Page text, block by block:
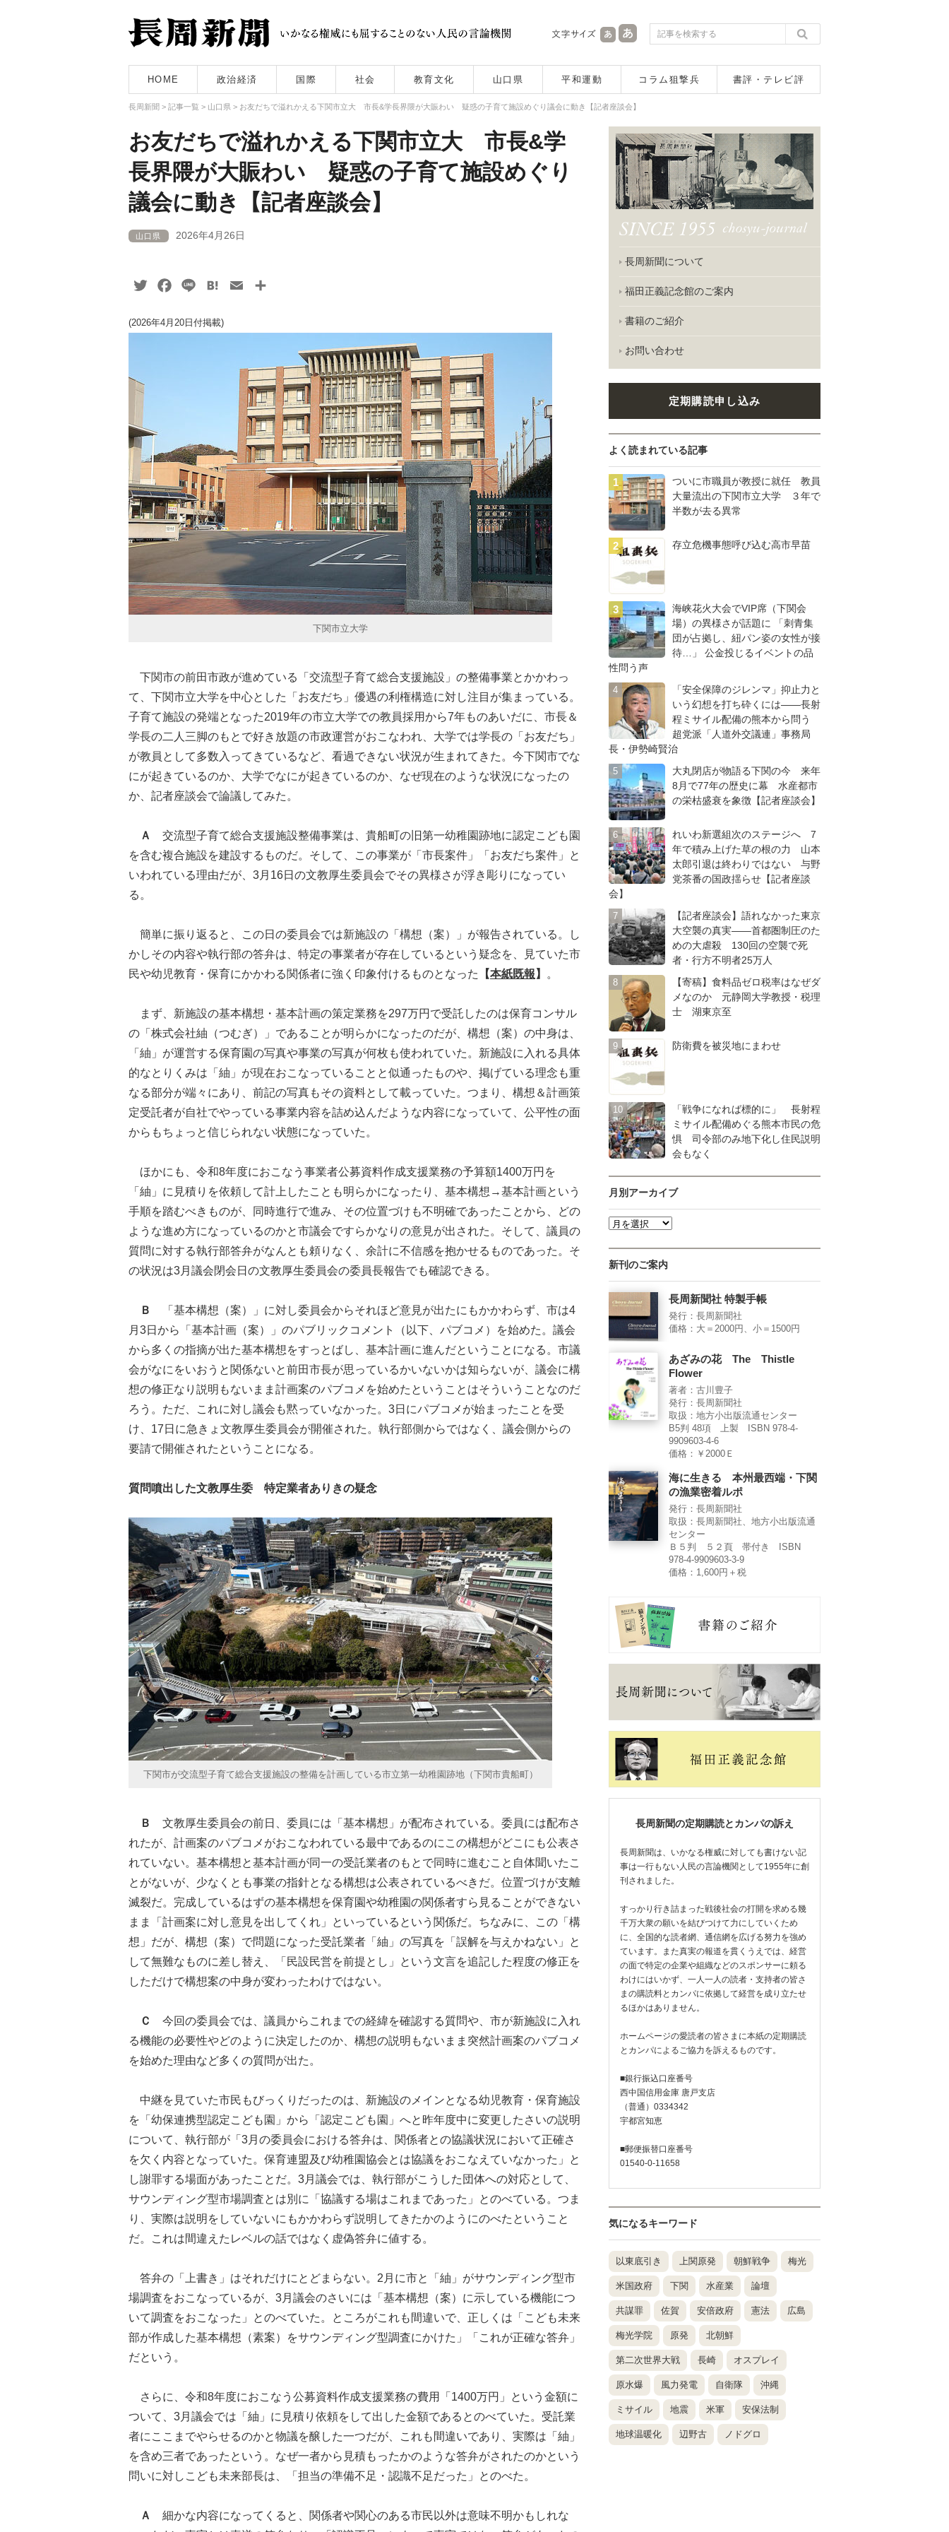
HOME 政治経済 国際 社会 教育文化 山口県 平和運動 コラム狙撃兵 書評・テレビ評
長周新聞 > 記事一覧 > 山口県 > お友だちで溢れかえる下関市立大 市長&学長界隈が大賑わい 疑惑の子育て施設めぐり議会に動き【記者座談会】
お友だちで溢れかえる下関市立大 市長&学
長界隈が大賑わい 疑惑の子育て施設めぐり
議会に動き【記者座談会】
山口県 2026年4月26日
TwitterFacebook
Line HatenaEmail
(2026年4月20日付掲載)
下関市立大学
下関市の前田市政が進めている「交流型子育て総合支援施設」の整備事業とかかわっ
て、下関市立大学を中心とした「お友だち」優遇の利権構造に対し注目が集まっている。
子育て施設の発端となった2019年の市立大学での教員採用から7年ものあいだに、市長＆
学長の二人三脚のもとで好き放題の市政運営がおこなわれ、大学では学長の「お友だち」
が教員として多数入ってきているなど、看過できない状況が生まれてきた。今下関市でな
にが起きているのか、大学でなにが起きているのか、なぜ現在のような状況になったの
か、記者座談会で論議してみた。
Ａ
交流型子育て総合支援施設整備事業は、貴船町の旧第一幼稚園跡地に認定こども園
を含む複合施設を建設するものだ。そして、この事業が「市長案件」「お友だち案件」と
いわれている理由だが、3月16日の文教厚生委員会でその異様さが浮き彫りになってい
る。
簡単に振り返ると、この日の委員会では新施設の「構想（案）」が報告されている。し
かしその内容や執行部の答弁は、特定の事業者が存在しているという疑念を、見ていた市
民や幼児教育・保育にかかわる関係者に強く印象付けるものとなった
【本紙既報】 。
まず、新施設の基本構想・基本計画の策定業務を297万円で受託したのは保育コンサル
の「株式会社紬（つむぎ）」であることが明らかになったのだが、構想（案）の中身は、
「紬」が運営する保育園の写真や事業の写真が何枚も使われていた。新施設に入れる具体
的なとりくみは「紬」が現在おこなっていることと似通ったものや、掲げている理念も重
なる部分が端々にあり、前記の写真もその資料として載っていた。つまり、構想＆計画策
定受託者が自社でやっている事業内容を詰め込んだような内容になっていて、公平性の面
からもちょっと信じられない状態になっていた。
ほかにも、令和8年度におこなう事業者公募資料作成支援業務の予算額1400万円を
「紬」に見積りを依頼して計上したことも明らかになったり、基本構想→基本計画という
手順を踏むべきものが、同時進行で進み、その位置づけも不明確であったことから、どの
ような進め方になっているのかと市議会ですらかなりの意見が出された。そして、議員の
質問に対する執行部答弁がなんとも頼りなく、余計に不信感を抱かせるものであった。そ
の状況は3月議会閉会日の文教厚生委員会の委員長報告でも確認できる。
Ｂ
「基本構想（案）」に対し委員会からそれほど意見が出たにもかかわらず、市は4
月3日から「基本計画（案）」のパブリックコメント（以下、パブコメ）を始めた。議会
から多くの指摘が出た基本構想をすっとばし、基本計画に進んだということになる。市議
会がなにをいおうと関係ないと前田市長が思っているかいないかは知らないが、議会に構
想の修正なり説明もないまま計画案のパブコメを始めたということはそういうことなのだ
ろう。ただ、これに対し議会も黙っていなかった。3日にパブコメが始まったことを受
け、17日に急きょ文教厚生委員会が開催された。執行部側からではなく、議会側からの
要請で開催されたということになる。
質問噴出した文教厚生委 特定業者ありきの疑念
下関市が交流型子育て総合支援施設の整備を計画している市立第一幼稚園跡地（下関市貴船町）
Ｂ
文教厚生委員会の前日、委員には「基本構想」が配布されている。委員には配布さ
れたが、計画案のパブコメがおこなわれている最中であるのにこの構想がどこにも公表さ
れていない。基本構想と基本計画が同一の受託業者のもとで同時に進むこと自体聞いたこ
とがないが、少なくとも事業の指針となる構想は公表されているべきだ。位置づけが支離
滅裂だ。完成しているはずの基本構想を保育園や幼稚園の関係者すら見ることができない
まま「計画案に対し意見を出してくれ」といっているという関係だ。ちなみに、この「構
想」だが、構想（案）で問題になった受託業者「紬」の写真を「誤解を与えかねない」と
して無難なものに差し替え、「民設民営を前提とし」という文言を追記した程度の修正を
しただけで構想案の中身が変わったわけではない。
Ｃ
今回の委員会では、議員からこれまでの経緯を確認する質問や、市が新施設に入れ
る機能の必要性やどのように決定したのか、構想の説明もないまま突然計画案のパブコメ
を始めた理由など多くの質問が出た。
中継を見ていた市民もびっくりだったのは、新施設のメインとなる幼児教育・保育施設
を「幼保連携型認定こども園」から「認定こども園」へと昨年度中に変更したさいの説明
について、執行部が「3月の委員会における答弁は、関係者との協議状況において正確さ
を欠く内容となっていた。保育連盟及び幼稚園協会とは協議をおこなえていなかった」と
し謝罪する場面があったことだ。3月議会では、執行部がこうした団体への対応として、
サウンディング型市場調査とは別に「協議する場はこれまであった」とのべている。つま
り、実際は説明をしていないにもかかわらず説明してきたかのようにのべたということ
だ。これは間違えたレベルの話ではなく虚偽答弁に値する。
答弁の「上書き」はそれだけにとどまらない。2月に市と「紬」がサウンディング型市
場調査をおこなっているが、3月議会のさいには「基本構想（案）に示している機能につ
いて調査をおこなった」とのべていた。ところがこれも間違いで、正しくは「こども未来
部が作成した基本構想（素案）をサウンディング型調査にかけた」「これが正確な答弁」
だという。
さらに、令和8年度におこなう公募資料作成支援業務の費用「1400万円」という金額に
ついて、3月議会では「紬」に見積り依頼をして出した金額であるとのべていた。受託業
者にここまでやらせるのかと物議を醸した一つだが、これも間違いであり、実際は「紬」
を含め三者であったという。なぜ一者から見積もったかのような答弁がされたのかという
問いに対しこども未来部長は、「担当の準備不足・認識不足だった」とのべた。
Ａ
細かな内容になってくると、関係者や関心のある市民以外は意味不明かもしれな
長周新聞について
福田正義記念館のご案内
書籍のご紹介
お問い合わせ
定期購読申し込み
よく読まれている記事
ついに市職員が教授に就任 教員
大量流出の下関市立大学 ３年で
半数が去る異常
存立危機事態呼び込む高市早苗
海峡花火大会でVIP席（下関会
場）の異様さが話題に 「刺青集
団が占拠し、紐パン姿の女性が接
待…」 公金投じるイベントの品
性問う声
「安全保障のジレンマ」抑止力と
いう幻想を打ち砕くには――長射
程ミサイル配備の熊本から問う
超党派「人道外交議連」事務局
長・伊勢崎賢治
大丸閉店が物語る下関の今 来年
8月で77年の歴史に幕 水産都市
の栄枯盛衰を象徴【記者座談会】
れいわ新選組次のステージへ 7
年で積み上げた草の根の力 山本
太郎引退は終わりではない 与野
党茶番の国政揺らせ【記者座談
会】
【記者座談会】語れなかった東京
大空襲の真実――首都圏制圧のた
めの大虐殺 130回の空襲で死
者・行方不明者25万人
【寄稿】食料品ゼロ税率はなぜダ
メなのか 元静岡大学教授・税理
士 湖東京至
防衛費を被災地にまわせ
「戦争になれば標的に」 長射程
ミサイル配備めぐる熊本市民の危
惧 司令部のみ地下化し住民説明
会もなく
月別アーカイブ
新刊のご案内
長周新聞社 特製手帳
発行：長周新聞社
価格：大＝2000円、小＝1500円
あざみの花 The Thistle
Flower
著者：古川豊子
発行：長周新聞社
取扱：地方小出版流通センター
B5判 48項 上製 ISBN 978-4-
9909603-4-6
価格：￥2000Ｅ
海に生きる 本州最西端・下関
の漁業密着ルポ
発行：長周新聞社
取扱：長周新聞社、地方小出版流通
センター
Ｂ５判 ５２頁 帯付き ISBN
978-4-9909603-3-9
価格：1,600円＋税
長周新聞の定期購読とカンパの訴え
長周新聞は、いかなる権威に対しても書けない記
事は一行もない人民の言論機関として1955年に創
刊されました。
すっかり行き詰まった戦後社会の打開を求める幾
千万大衆の願いを結びつけて力にしていくため
に、全国的な読者網、通信網を広げる努力を強め
ています。また真実の報道を貫くうえでは、経営
の面で特定の企業や組織などのスポンサーに頼る
わけにはいかず、一人一人の読者・支持者の皆さ
まの購読料とカンパに依拠して経営を成り立たせ
るほかはありません。
ホームページの愛読者の皆さまに本紙の定期購読
とカンパによるご協力を訴えるものです。
■銀行振込口座番号
西中国信用金庫 唐戸支店
（普通）0334342
宇都宮知恵
■郵便振替口座番号
01540-0-11658
気になるキーワード
以東底引き 上関原発 朝鮮戦争 梅光
米国政府 下関 水産業 論壇
共謀罪 佐賀 安倍政府 憲法 広島
梅光学院 原発 北朝鮮
第二次世界大戦 長崎 オスプレイ
原水爆 風力発電 自衛隊 沖縄
ミサイル 地震 米軍 安保法制
地球温暖化 辺野古 ノドグロ